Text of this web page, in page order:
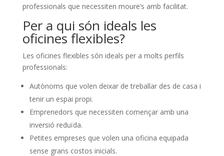
professionals que necessiten moure’s amb facilitat.
Per a qui són ideals les
oficines flexibles?
Les oficines flexibles són ideals per a molts perfils
professionals:
Autònoms que volen deixar de treballar des de casa i
tenir un espai propi.
Emprenedors que necessiten començar amb una
inversió reduïda.
Petites empreses que volen una oficina equipada
sense grans costos inicials.